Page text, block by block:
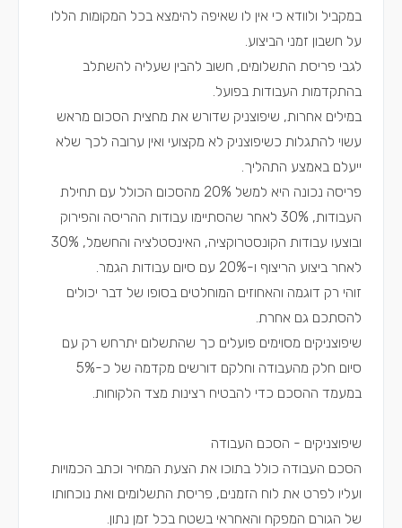
במקביל ולוודא כי אין לו שאיפה להימצא בכל המקומות הללו
על חשבון זמני הביצוע.
לגבי פריסת התשלומים, חשוב להבין שעליה להשתלב
בהתקדמות העבודות בפועל.
במילים אחרות, שיפוצניק שדורש את מחצית הסכום מראש
עשוי להתגלות כשיפוצניק לא מקצועי ואין ערובה לכך שלא
ייעלם באמצע התהליך.
פריסה נכונה היא למשל 20% מהסכום הכולל עם תחילת
העבודות, 30% לאחר שהסתיימו עבודות ההריסה והפירוק
ובוצעו עבודות הקונסטרוקציה, האינסטלציה והחשמל, 30%
לאחר ביצוע הריצוף ו-20% עם סיום עבודות הגמר.
זוהי רק דוגמה והאחוזים המוחלטים בסופו של דבר יכולים
להסתכם גם אחרת.
שיפוצניקים מסוימים פועלים כך שהתשלום יתרחש רק עם
סיום חלק מהעבודה וחלקם דורשים מקדמה של כ-5%
במעמד ההסכם כדי להבטיח רצינות מצד הלקוחות.
שיפוצניקים - הסכם העבודה
הסכם העבודה כולל בתוכו את הצעת המחיר וכתב הכמויות
ועליו לפרט את לוח הזמנים, פריסת התשלומים ואת נוכחותו
של הגורם המפקח והאחראי בשטח בכל זמן נתון.